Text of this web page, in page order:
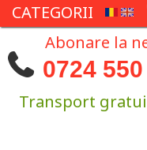
CATEGORII
Abonare la
0724
Transport